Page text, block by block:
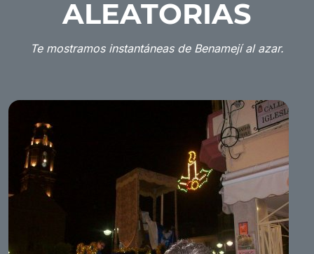
ALEATORIAS
Te mostramos instantáneas de Benamejí al azar.